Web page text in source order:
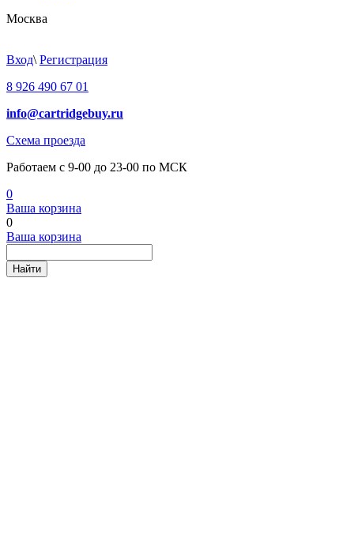
Москва
Вход\ Регистрация
8 926 490 67 01
info@cartridgebuy.ru
Схема проезда
Работаем с 9-00 до 23-00 по МСК
0
Ваша корзина
0
Ваша корзина
Найти